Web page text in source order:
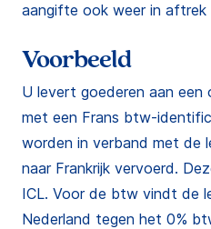
aangifte ook weer in aftrek
Voorbeeld
U levert goederen aan een
met een Frans btw-
worden in verband met de
naar Frankrijk vervoerd.
ICL. Voor de btw vindt de
Nederland tegen het 0%